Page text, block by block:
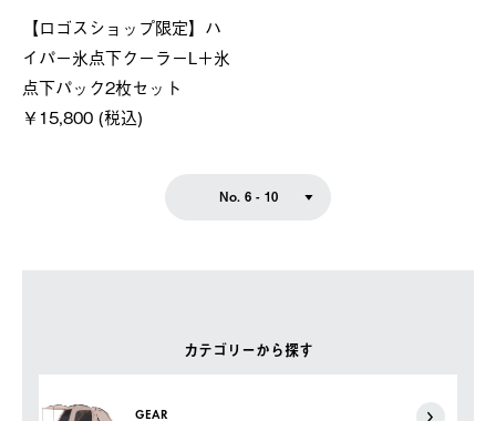
カテゴリーから探す
GEAR
【ロゴスショップ限定】ハ
イパー氷点下クーラーL＋氷
点下パック2枚セット
￥15,800 (税込)
No. 6 - 10